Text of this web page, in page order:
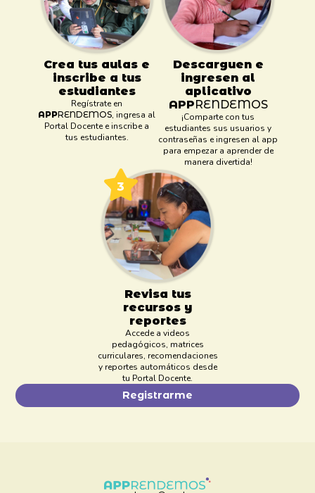
Crea tus aulas e
inscribe a tus
estudiantes
Regístrate en
APPRENDEMOS, ingresa al
Portal Docente e inscribe a
tus estudiantes.
Descarguen e
ingresen al
aplicativo
APP RENDEMOS
¡Comparte con tus
estudiantes sus usuarios y
contraseñas e ingresen al app
para empezar a aprender de
manera divertida!
Revisa tus
recursos y
reportes
Accede a videos
pedagógicos, matrices
curriculares, recomendaciones
y reportes automáticos desde
tu Portal Docente.
Registrarme